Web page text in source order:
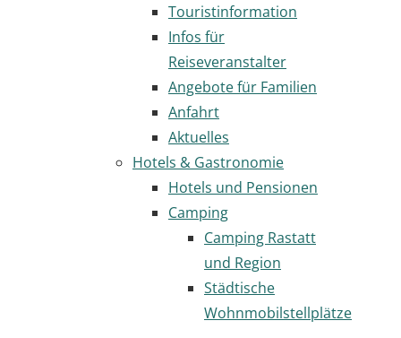
Touristinformation
Infos für
Reiseveranstalter
Angebote für Familien
Anfahrt
Aktuelles
Hotels & Gastronomie
Hotels und Pensionen
Camping
Camping Rastatt
und Region
Städtische
Wohnmobilstellplätze